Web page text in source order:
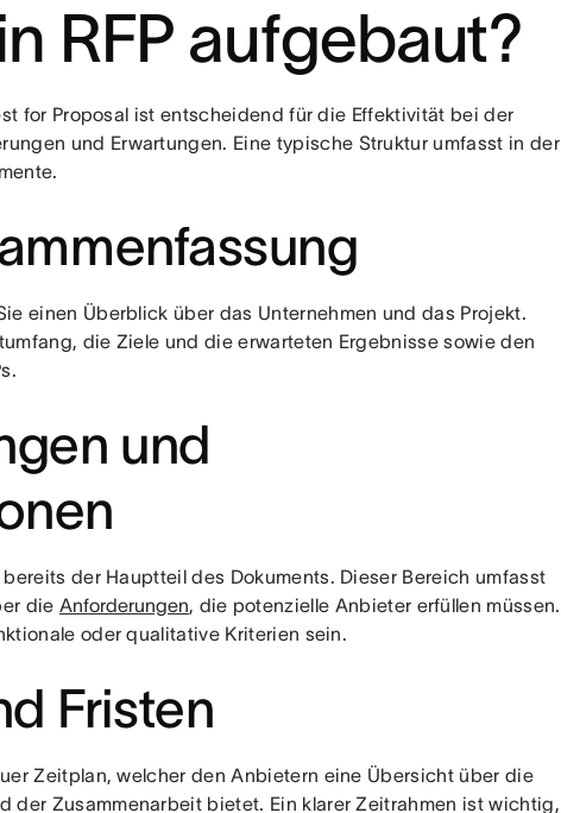
RFP aufgebaut?
for Proposal ist entscheidend für die Effektivität bei der
und Erwartungen. Eine typische Struktur umfasst in der
einen Überblick über das Unternehmen und das Projekt.
die Ziele und die erwarteten Ergebnisse sowie den
und
der Hauptteil des Dokuments. Dieser Bereich umfasst
die Anforderungen, die potenzielle Anbieter erfüllen müssen.
oder qualitative Kriterien sein.
Fristen
Zeitplan, welcher den Anbietern eine Übersicht über die
der Zusammenarbeit bietet. Ein klarer Zeitrahmen ist wichtig,